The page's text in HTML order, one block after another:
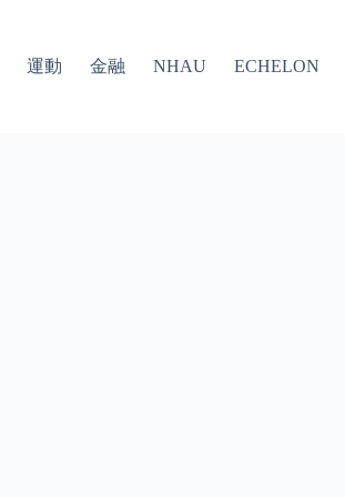
運動 金融 NHAU ECHELON